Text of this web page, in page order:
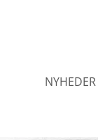
NYHEDER